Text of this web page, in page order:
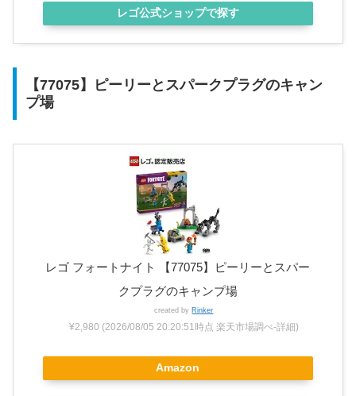
レゴ公式ショップで探す
【77075】ピーリーとスパークプラグのキャン
プ場
レゴ フォートナイト 【77075】ピーリーとスパー
クプラグのキャンプ場
created by Rinker
¥2,980 (2026/08/05 20:20:51時点 楽天市場調べ-詳細)
Amazon